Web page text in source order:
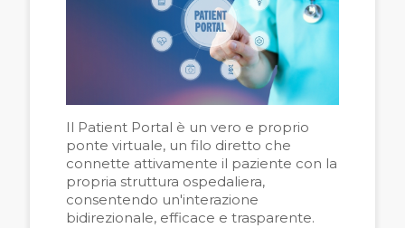
Il Patient Portal è un vero e proprio
ponte virtuale, un filo diretto che
connette attivamente il paziente con la
propria struttura ospedaliera,
consentendo un'interazione
bidirezionale, efficace e trasparente.